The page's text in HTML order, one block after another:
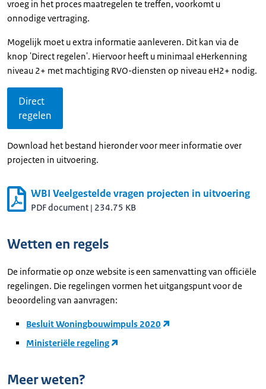
vroeg in het proces maatregelen te treffen, voorkomt u
onnodige vertraging.
Mogelijk moet u extra informatie aanleveren. Dit kan via de
knop 'Direct regelen'. Hiervoor heeft u minimaal eHerkenning
niveau 2+ met machtiging RVO-diensten op niveau eH2+ nodig.
Direct
regelen
Download het bestand hieronder voor meer informatie over
projecten in uitvoering.
WBI Veelgestelde vragen projecten in uitvoering
PDF document | 234.75 KB
Wetten en regels
De informatie op onze website is een samenvatting van officiële
regelingen. Die regelingen vormen het uitgangspunt voor de
beoordeling van aanvragen:
Besluit Woningbouwimpuls 2020
Ministeriële regeling
Meer weten?